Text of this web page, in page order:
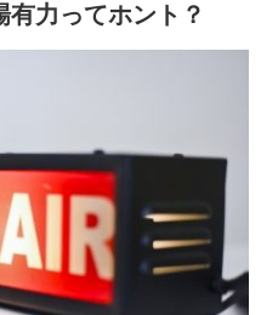
力ってホント？